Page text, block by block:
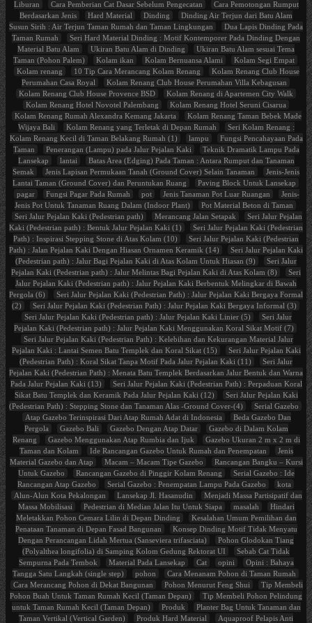
Liburan Cara Pemberian Cat Dasar Sebelum Pengecatan
Cara Pemotongan Rumput
Berdasarkan Jenis
Hard Material Dinding
Dinding Air Terjun dari Batu Alam
Susun Sirih : Air Terjun Taman Rumah dan Taman Lingkungan
Dua Lapis Dinding Pada
Taman Rumah
Seri Hard Material Dinding : Motif Kontemporer Pada Dinding Dengan
Material Batu Alam
Ukiran Batu Alam di Dinding
Ukiran Batu Alam sesuai Tema
Taman (Pohon Palem)
Kolam ikan Kolam Bernuansa Alami
Kolam Segi Empat
Kolam renang
10 Tip Cara Merancang Kolam Renang
Kolam Renang Club House
Perumahan Casa Royal
Kolam Renang Club House Perumahan Villa Kebagusan
Kolam Renang Club House Provence BSD
Kolam Renang di Apartemen City Walk
Kolam Renang Hotel Novotel Palembang
Kolam Renang Hotel Seruni Cisarua
Kolam Renang Rumah Alexandra Kemang Jakarta
Kolam Renang Taman Bebek Made
Wijaya Bali
Kolam Renang yang Terletak di Depan Rumah
Seri Kolam Renang :
Kolam Renang Kecil di Taman Belakang Rumah (1)
lampu
Fungsi Pencahayaan Pada
Taman
Penerangan (Lampu) pada Jalur Pejalan Kaki
Teknik Dramatik Lampu Pada
Lansekap
lantai
Batas Area (Edging) Pada Taman : Antara Rumput dan Tanaman
Semak
Jenis Lapisan Permukaan Tanah (Ground Cover) Selain Tanaman
Jenis-Jenis
Lantai Taman (Ground Cover) dan Peruntukan Ruang
Paving Block Untuk Lansekap
pagar
Fungsi Pagar Pada Rumah pot Jenis Tanaman Pot Luar Ruangan
Jenis-
Jenis Pot Untuk Tanaman Ruang Dalam (Indoor Plant)
Pot Material Beton di Taman
Seri Jalur Pejalan Kaki (Pedestrian path)
Merancang Jalan Setapak
Seri Jalur Pejalan
Kaki (Pedestrian path) : Bentuk Jalur Pejalan Kaki (1)
Seri Jalur Pejalan Kaki (Pedestrian
Path) : Inspirasi Stepping Stone di Atas Kolam (10)
Seri Jalur Pejalan Kaki (Pedestrian
Path) : Jalan Pejalan Kaki Dengan Hiasan Ornamen Keramik (14)
Seri Jalur Pejalan Kaki
(Pedestrian path) : Jalur Bagi Pejalan Kaki di Atas Kolam Untuk Hiasan (9)
Seri Jalur
Pejalan Kaki (Pedestrian path) : Jalur Melintas Bagi Pejalan Kaki di Atas Kolam (8)
Seri
Jalur Pejalan Kaki (Pedestrian path) : Jalur Pejalan Kaki Berbentuk Melingkar di Bawah
Pergola (6)
Seri Jalur Pejalan Kaki (Pedestrian Path) : Jalur Pejalan Kaki Bergaya Formal
(2)
Seri Jalur Pejalan Kaki (Pedestrian Path) : Jalur Pejalan Kaki Bergaya Informal (3)
Seri Jalur Pejalan Kaki (Pedestrian path) : Jalur Pejalan Kaki Linier (5)
Seri Jalur
Pejalan Kaki (Pedestrian path) : Jalur Pejalan Kaki Menggunakan Koral Sikat Motif (7)
Seri Jalur Pejalan Kaki (Pedestrian Path) : Kelebihan dan Kekurangan Material Jalur
Pejalan Kaki : Lantai Semen Batu Templek dan Koral Sikat (15)
Seri Jalur Pejalan Kaki
(Pedestrian Path) : Koral Sikat Tanpa Motif Pada Jalur Pejalan Kaki (11)
Seri Jalur
Pejalan Kaki (Pedestrian Path) : Menata Batu Templek Berdasarkan Jalur Bentuk dan Warna
Pada Jalur Pejalan Kaki (13)
Seri Jalur Pejalan Kaki (Pedestrian Path) : Perpaduan Koral
Sikat Batu Templek dan Keramik Pada Jalur Pejalan Kaki (12)
Seri Jalur Pejalan Kaki
(Pedestrian Path) : Stepping Stone dan Tanaman Alas -Ground Cover-(4)
Serial Gazebo
Atap Gazebo Terinspirasi Dari Atap Rumah Adat di Indonesia
Beda Gazebo Dan
Pergola
Gazebo Bali Gazebo Dengan Atap Datar
Gazebo di Dalam Kolam
Renang
Gazebo Menggunakan Atap Rumbia dan Ijuk
Gazebo Ukuran 2 m x 2 m di
Taman dan Kolam
Ide Rancangan Gazebo Untuk Rumah dan Penempatan
Jenis
Material Gazebo dan Atap
Macam – Macam Tipe Gazebo
Rancangan Bangku – Kursi
Untuk Gazebo
Rancangan Gazebo di Pinggir Kolam Renang
Serial Gazebo : Ide
Rancangan Atap Gazebo
Serial Gazebo : Penempatan Lampu Pada Gazebo
kota
Alun-Alun Kota Pekalongan
Lansekap Jl. Hasanudin
Menjadi Massa Partisipatif dan
Massa Mobilisasi
Pedestrian di Median Jalan Itu Untuk Siapa masalah
Hindari
Meletakkan Pohon Cemara Lilin di Depan Dinding
Kesalahan Umum Pemilihan dan
Penataan Tanaman di Depan Fasad Bangunan
Konsep Dinding Motif Tidak Menyatu
Dengan Perancangan Lidah Mertua (Sanseviera trifasciata)
Pohon Glodokan Tiang
(Polyalthea longifolia) di Samping Kolom Gedung Rektorat UI
Sebab Cat Tidak
Sempurna Pada Tembok
Material Pada Lansekap Cat opini
Opini : Bahaya
Tangga Satu Langkah (single step)
pohon
Cara Menanam Pohon di Taman Rumah
Cara Merancang Pohon di Dekat Bangunan
Pohon Menurut Feng Shui
Tip Membeli
Pohon Buah Untuk Taman Rumah Kecil (Taman Depan)
Tip Membeli Pohon Pelindung
untuk Taman Rumah Kecil (Taman Depan)
Produk
Planter Bag Untuk Tanaman dan
Taman Vertikal (Vertical Garden)
Produk Hard Material
Aquaproof Pelapis Anti